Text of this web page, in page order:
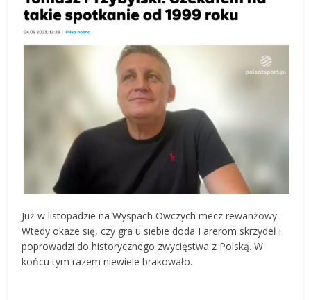
Już w listopadzie na Wyspach Owczych mecz rewanżowy.
Wtedy okaże się, czy gra u siebie doda Farerom skrzydeł i
poprowadzi do historycznego zwycięstwa z Polską. W
końcu tym razem niewiele brakowało.